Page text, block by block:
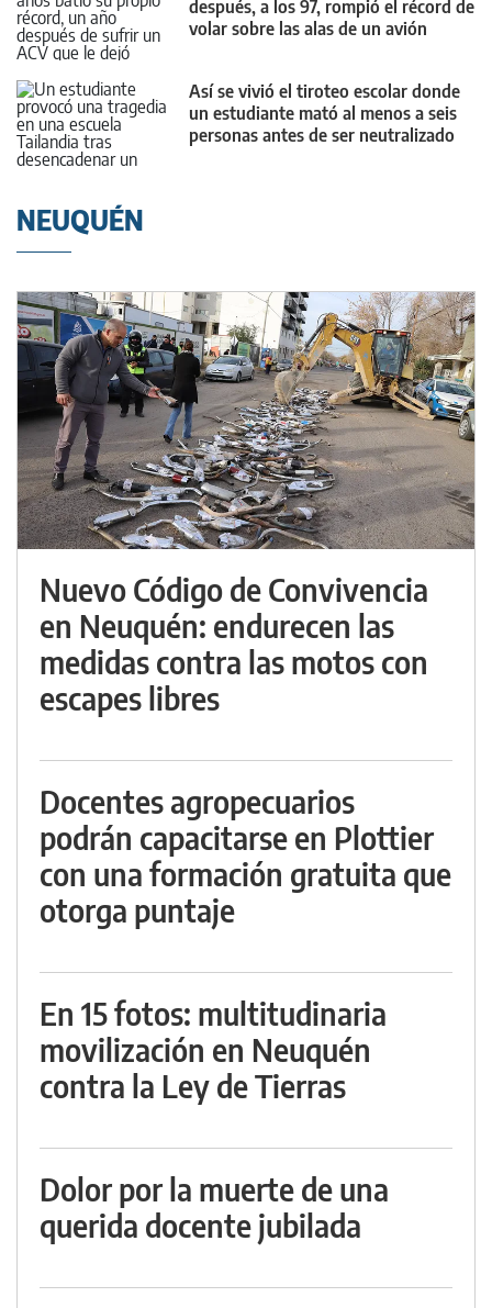
después, a los 97, rompió el récord de
volar sobre las alas de un avión
Así se vivió el tiroteo escolar donde
un estudiante mató al menos a seis
personas antes de ser neutralizado
NEUQUÉN
Nuevo Código de Convivencia
en Neuquén: endurecen las
medidas contra las motos con
escapes libres
Docentes agropecuarios
podrán capacitarse en Plottier
con una formación gratuita que
otorga puntaje
En 15 fotos: multitudinaria
movilización en Neuquén
contra la Ley de Tierras
Dolor por la muerte de una
querida docente jubilada